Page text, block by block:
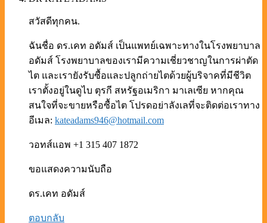
สวัสดีทุกคน.
ฉันชื่อ ดร.เคท อดัมส์ เป็นแพทย์เฉพาะทางในโรงพยาบาล
อดัมส์ โรงพยาบาลของเรามีความเชี่ยวชาญในการผ่าตัด
ไต และเรายังรับซื้อและปลูกถ่ายไตด้วยผู้บริจาคที่มีชีวิต
เราตั้งอยู่ในดูไบ ตุรกี สหรัฐอเมริกา มาเลเซีย หากคุณ
สนใจที่จะขายหรือซื้อไต โปรดอย่าลังเลที่จะติดต่อเราทาง
อีเมล: kateadams946@hotmail.com
วอทส์แอพ +1 315 407 1872
ขอแสดงความนับถือ
ดร.เคท อดัมส์
ตอบกลับ